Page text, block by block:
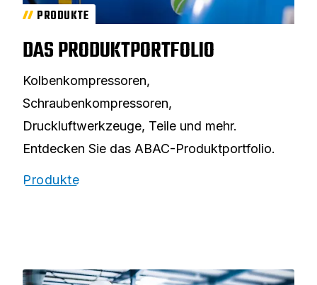
PRODUKTE
DAS PRODUKTPORTFOLIO
Kolbenkompressoren,
Schraubenkompressoren,
Druckluftwerkzeuge, Teile und mehr.
Entdecken Sie das ABAC-Produktportfolio.
Produkte